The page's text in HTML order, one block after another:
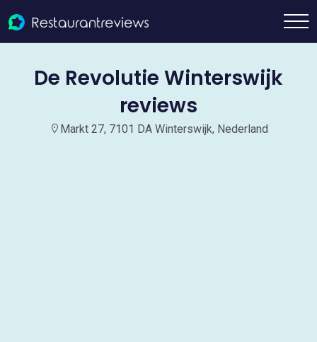
De Revolutie Winterswijk
reviews
Markt 27, 7101 DA Winterswijk, Nederland